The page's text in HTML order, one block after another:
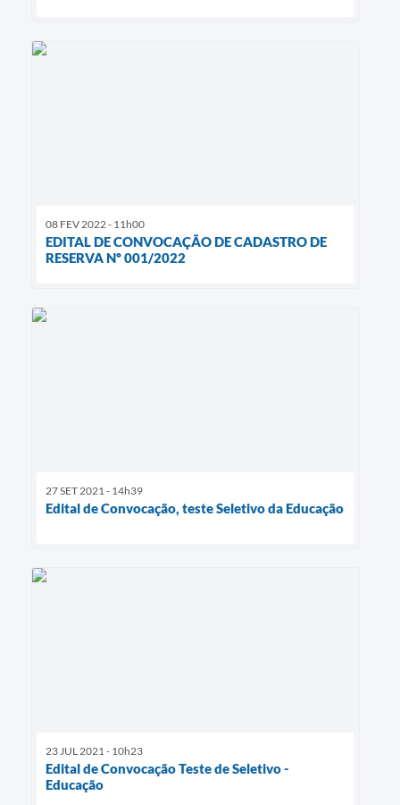
08 FEV 2022 - 11h00
EDITAL DE CONVOCAÇÃO DE CADASTRO DE
RESERVA Nº 001/2022
27 SET 2021 - 14h39
Edital de Convocação, teste Seletivo da Educação
23 JUL 2021 - 10h23
Edital de Convocação Teste de Seletivo -
Educação